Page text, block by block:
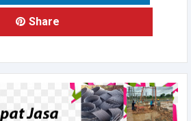
Share